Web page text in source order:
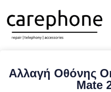
Αλλαγή Οθόνης
Mate